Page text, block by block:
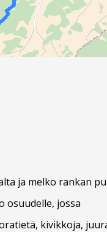
ja melko rankan
osuudelle, jossa
kivikkoja,